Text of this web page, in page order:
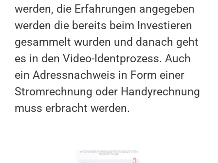
werden, die Erfahrungen angegeben
werden die bereits beim Investieren
gesammelt wurden und danach geht
es in den Video-Identprozess. Auch
ein Adressnachweis in Form einer
Stromrechnung oder Handyrechnung
muss erbracht werden.